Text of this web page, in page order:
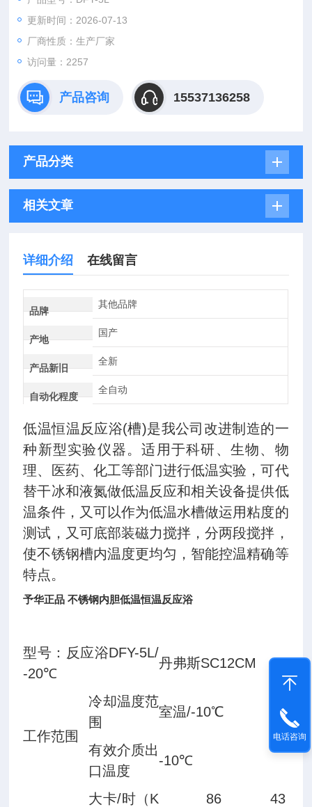
更新时间：2026-07-13
厂商性质：生产厂家
访问量：2257
产品咨询 15537136258
产品分类
相关文章
详细介绍 在线留言
品牌
其他品牌
产地
国产
产品新旧
全新
自动化程度
全自动
低温恒温反应浴(槽)是我公司改进制造的一
种新型实验仪器。适用于科研、生物、物
理、医药、化工等部门进行低温实验，可代
替干冰和液氮做低温反应和相关设备提供低
温条件，又可以作为低温水槽做运用粘度的
测试，又可底部装磁力搅拌，分两段搅拌，
使不锈钢槽内温度更均匀，智能控温精确等
特点。
予华正品 不锈钢内胆低温恒温反应浴
型号：反应浴DFY-5L/
-20℃
丹弗斯SC12CM
工作范围
冷却温度范
围
室温/-10℃
有效介质出
口温度
-10℃
大卡/时（K 86 43
电话咨询